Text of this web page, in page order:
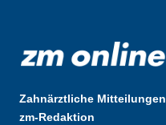
Zahnärztliche Mitteilungen
zm-Redaktion